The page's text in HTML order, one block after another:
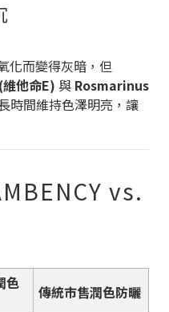
化而變得灰暗，但
他命E) 與 Rosmarinus
時間維持色澤明亮，讓
vs.
色
傳統市售潤色防曬